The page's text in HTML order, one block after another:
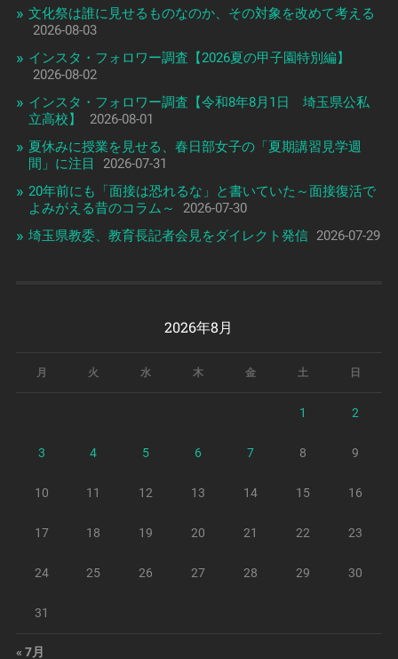
文化祭は誰に見せるものなのか、その対象を改めて考える
2026-08-03
インスタ・フォロワー調査【2026夏の甲子園特別編】
2026-08-02
インスタ・フォロワー調査【令和8年8月1日 埼玉県公私
立高校】
2026-08-01
夏休みに授業を見せる、春日部女子の「夏期講習見学週
間」に注目
2026-07-31
20年前にも「面接は恐れるな」と書いていた～面接復活で
よみがえる昔のコラム～
2026-07-30
埼玉県教委、教育長記者会見をダイレクト発信 2026-07-29
2026年8月
月 火 水 木 金 土 日
1 2
3 4 5 6 7 8 9
10 11 12 13 14 15 16
17 18 19 20 21 22 23
24 25 26 27 28 29 30
31
« 7月